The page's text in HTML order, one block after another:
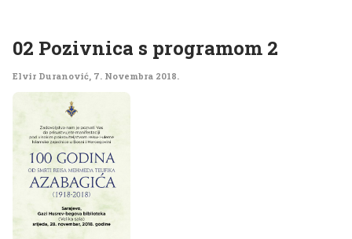
02 Pozivnica s programom 2
Elvir Duranović, 7. Novembra 2018.